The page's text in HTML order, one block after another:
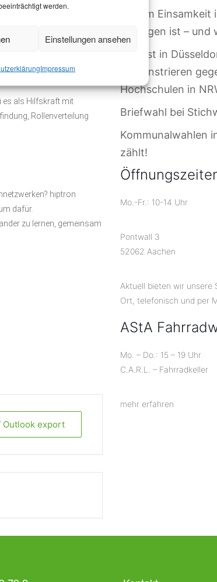
werden.
Einstellungen ansehen
Impressum
es als Hilfskraft mit
Rollenverteilung
hiptron
dafür.
zu lernen, gemeinsam
Outlook export
Warum
Versagen ist –
Protest in
demonstrieren
Hochschulen in
Briefwahl bei
Kommunalwahlen
zählt!
Mo.-Fr.: 10-14 Uhr
Pontwall 3
52062 Aachen
Aktuell bieten wir unsere
Ort, telefonisch und per
AStA
Mo. – Do.: 15 – 19 Uhr
C.A.R.L. – Fahrradkeller
mehr erfahren